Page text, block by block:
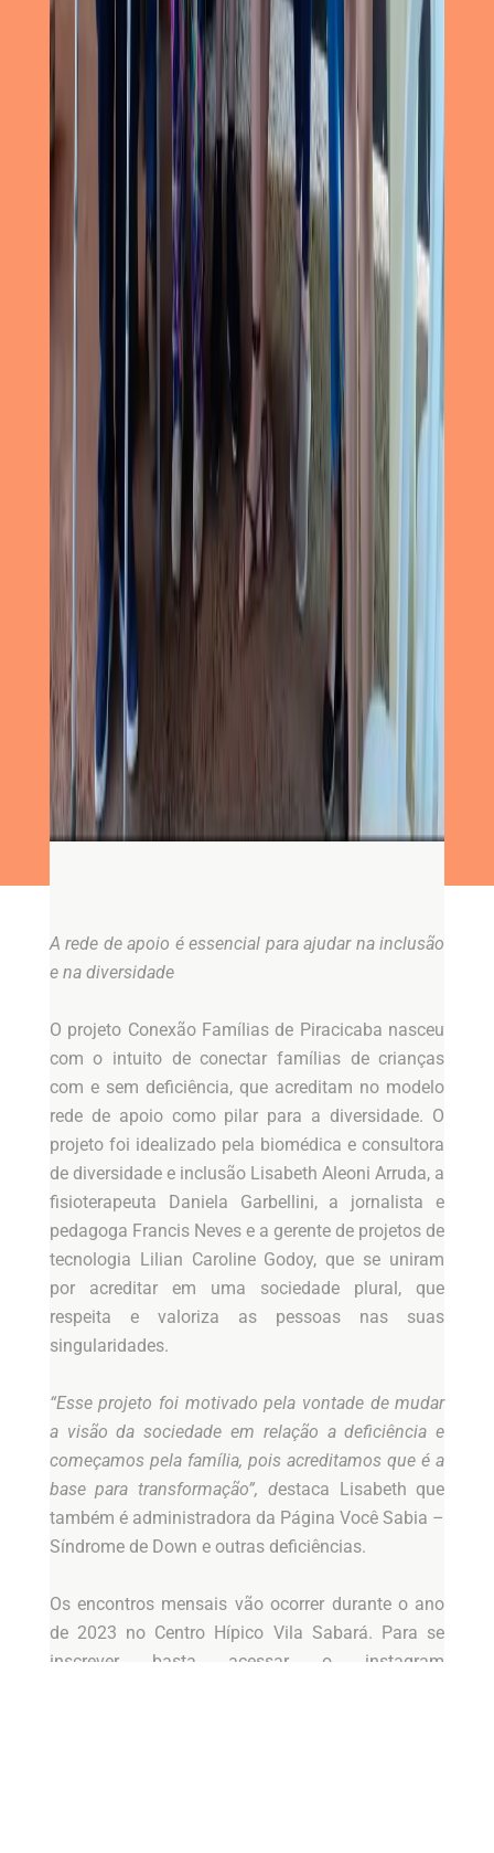
A rede de apoio é essencial para ajudar na inclusão
e na diversidade
O projeto Conexão Famílias de Piracicaba nasceu
com o intuito de conectar famílias de crianças
com e sem deficiência, que acreditam no modelo
rede de apoio como pilar para a diversidade. O
projeto foi idealizado pela biomédica e consultora
de diversidade e inclusão Lisabeth Aleoni Arruda, a
fisioterapeuta Daniela Garbellini, a jornalista e
pedagoga Francis Neves e a gerente de projetos de
tecnologia Lilian Caroline Godoy, que se uniram
por acreditar em uma sociedade plural, que
respeita e valoriza as pessoas nas suas
singularidades.
“Esse projeto foi motivado pela vontade de mudar
a visão da sociedade em relação a deficiência e
começamos pela família, pois acreditamos que é a
base para transformação”, destaca Lisabeth que
também é administradora da Página Você Sabia –
Síndrome de Down e outras deficiências.
Os encontros mensais vão ocorrer durante o ano
de 2023 no Centro Hípico Vila Sabará. Para se
inscrever basta acessar o instagram